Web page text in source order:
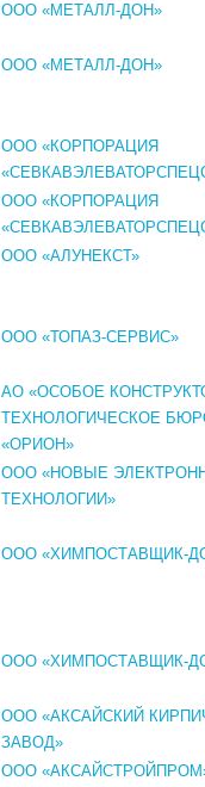
ООО «МЕТАЛЛ-ДОН»
ООО «МЕТАЛЛ-ДОН»
ООО «КОРПОРАЦИЯ
ООО «КОРПОРАЦИЯ
ООО «АЛУНЕКСТ»
ООО «ТОПАЗ-СЕРВИС»
АО «ОСОБОЕ
ТЕХНОЛОГИЧЕСКОЕ
«ОРИОН»
ООО «НОВЫЕ
ТЕХНОЛОГИИ»
ООО «ХИМПОСТАВЩИК-
ООО «ХИМПОСТАВЩИК-
ООО «АКСАЙСКИЙ
ЗАВОД»
ООО